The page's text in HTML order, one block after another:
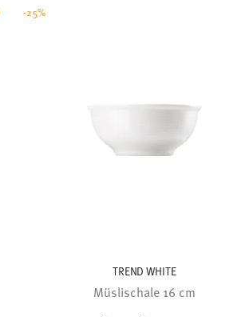
TREND WHITE
Müslischale 16 cm
-25%